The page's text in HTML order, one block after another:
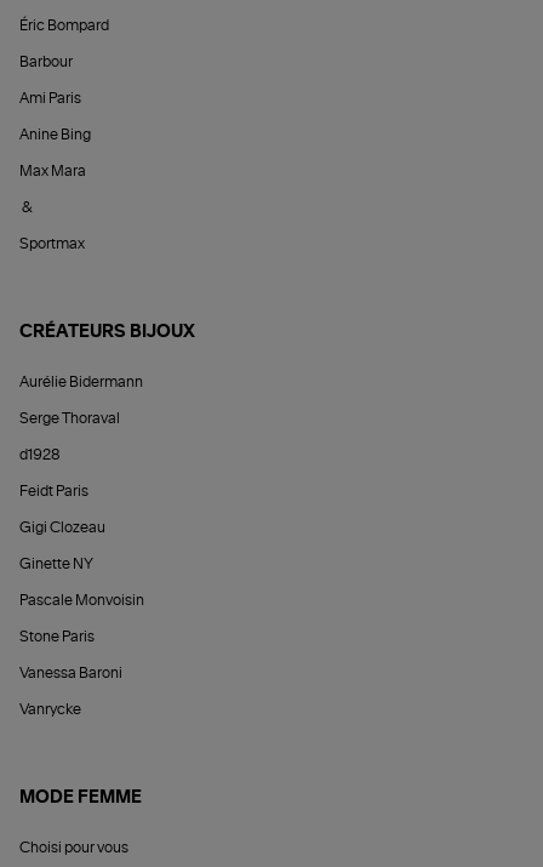
Éric Bompard
Barbour
Ami Paris
Anine Bing
Max Mara
&
Sportmax
CRÉATEURS BIJOUX
Aurélie Bidermann
Serge Thoraval
d1928
Feidt Paris
Gigi Clozeau
Ginette NY
Pascale Monvoisin
Stone Paris
Vanessa Baroni
Vanrycke
MODE FEMME
Choisi pour vous